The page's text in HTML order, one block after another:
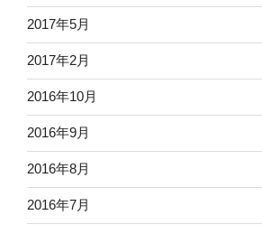
2017年5月
2017年2月
2016年10月
2016年9月
2016年8月
2016年7月